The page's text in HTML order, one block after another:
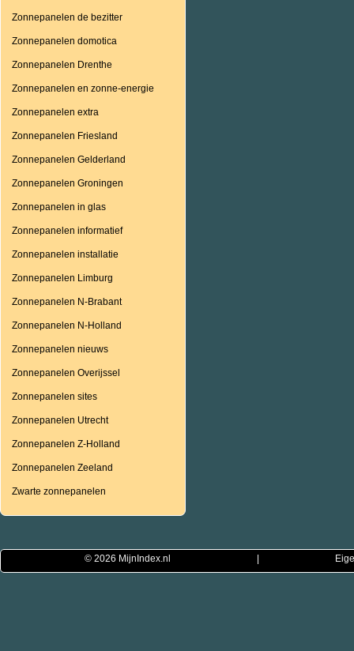
Zonnepanelen de bezitter
Zonnepanelen domotica
Zonnepanelen Drenthe
Zonnepanelen en zonne-energie
Zonnepanelen extra
Zonnepanelen Friesland
Zonnepanelen Gelderland
Zonnepanelen Groningen
Zonnepanelen in glas
Zonnepanelen informatief
Zonnepanelen installatie
Zonnepanelen Limburg
Zonnepanelen N-Brabant
Zonnepanelen N-Holland
Zonnepanelen nieuws
Zonnepanelen Overijssel
Zonnepanelen sites
Zonnepanelen Utrecht
Zonnepanelen Z-Holland
Zonnepanelen Zeeland
Zwarte zonnepanelen
© 2026 MijnIndex.nl